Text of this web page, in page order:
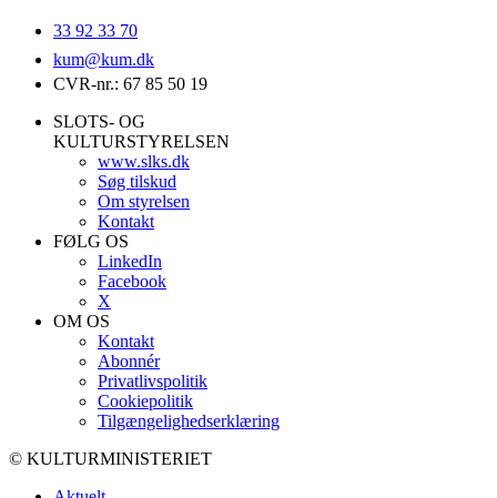
33 92 33 70
kum@kum.dk
CVR-nr.: 67 85 50 19
SLOTS- OG
KULTURSTYRELSEN
www.slks.dk
Søg tilskud
Om styrelsen
Kontakt
FØLG OS
LinkedIn
Facebook
X
OM OS
Kontakt
Abonnér
Privatlivspolitik
Cookiepolitik
Tilgængelighedserklæring
© KULTURMINISTERIET